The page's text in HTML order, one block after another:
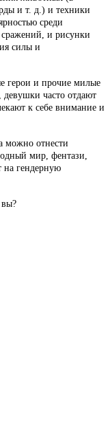
и т. д.) и техники
среди
сражений, и рисунки
силы и
герои и прочие милые
часто отдают
к себе внимание и
можно отнести
мир, фентази,
на гендерную
вы?